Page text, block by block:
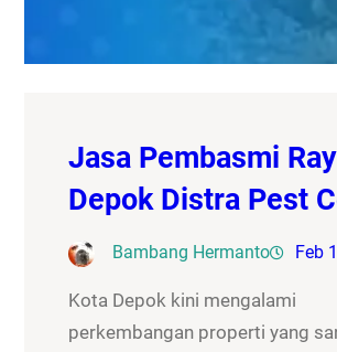
Jasa Pembasmi
Depok Distra Pest
Bambang Hermanto Feb
Kota Depok kini mengalami
perkembangan properti yang